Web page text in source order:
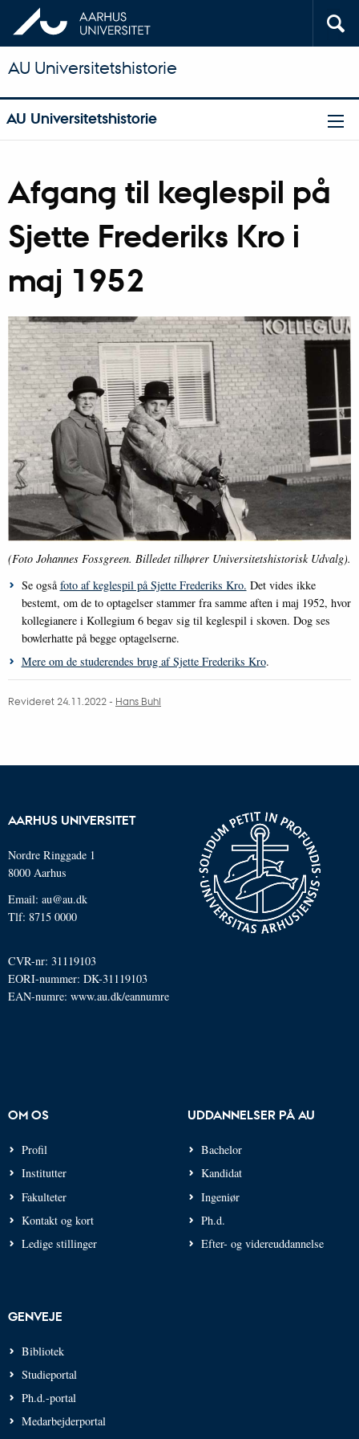
AU Universitetshistorie
AU Universitetshistorie
Afgang til keglespil på
Sjette Frederiks Kro i
maj 1952
(Foto Johannes Fossgreen. Billedet tilhører Universitetshistorisk Udvalg).
Se ogsåfoto af keglespil på Sjette Frederiks Kro. Det vides ikke
bestemt, om de to optagelser stammer fra samme aften i maj 1952, hvor
kollegianere i Kollegium 6 begav sig til keglespil i skoven. Dog ses
bowlerhatte på begge optagelserne.
Mere om de studerendes brug af Sjette Frederiks Kro.
Revideret 24.11.2022- Hans Buhl
AARHUS UNIVERSITET
Nordre Ringgade 1
8000 Aarhus
Email: au@au.dk
Tlf: 8715 0000
CVR-nr: 31119103
EORI-nummer: DK-31119103
EAN-numre: www.au.dk/eannumre
OM OS
Profil
Institutter
Fakulteter
Kontakt og kort
Ledige stillinger
UDDANNELSER PÅ AU
Bachelor
Kandidat
Ingeniør
Ph.d.
Efter- og videreuddannelse
GENVEJE
Bibliotek
Studieportal
Ph.d.-portal
Medarbejderportal